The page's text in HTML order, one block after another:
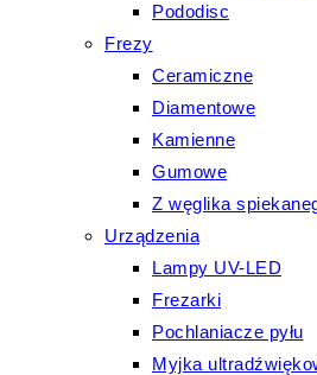
Pododisc
Frezy
Ceramiczne
Diamentowe
Kamienne
Gumowe
Z węglika
Urządzenia
Lampy UV-LED
Frezarki
Pochlaniacze pyłu
Myjka